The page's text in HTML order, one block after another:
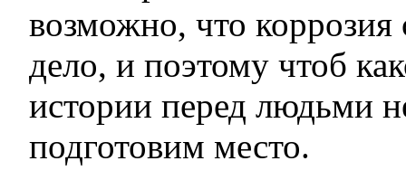
возможно, что коррозия
дело, и поэтому чтоб
истории перед людьми
подготовим место.